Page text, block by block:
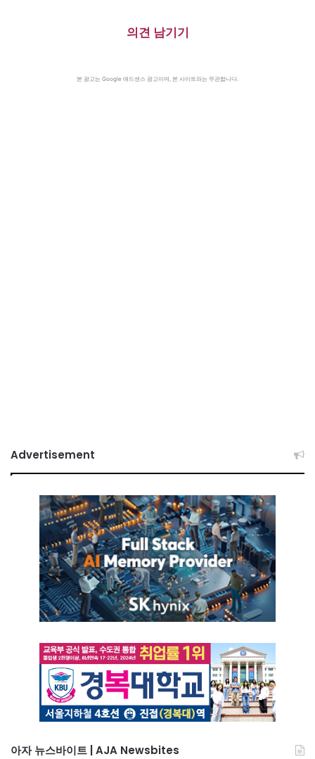
의견 남기기
본 광고는 Google 애드센스 광고이며, 본 사이트와는 무관합니다.
Advertisement
아자 뉴스바이트 | AJA Newsbites